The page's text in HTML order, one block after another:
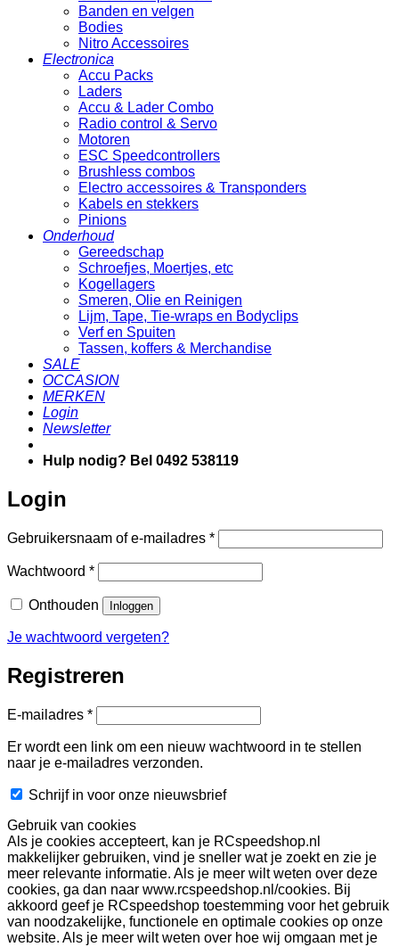
Banden en velgen
Bodies
Nitro Accessoires
Electronica
Accu Packs
Laders
Accu & Lader Combo
Radio control & Servo
Motoren
ESC Speedcontrollers
Brushless combos
Electro accessoires & Transponders
Kabels en stekkers
Pinions
Onderhoud
Gereedschap
Schroefjes, Moertjes, etc
Kogellagers
Smeren, Olie en Reinigen
Lijm, Tape, Tie-wraps en Bodyclips
Verf en Spuiten
Tassen, koffers & Merchandise
SALE
OCCASION
MERKEN
Login
Newsletter
Hulp nodig? Bel 0492 538119
Login
Gebruikersnaam of e-mailadres *Vereist
Wachtwoord *Vereist
Onthouden Inloggen
Je wachtwoord vergeten?
Registreren
E-mailadres *Vereist
Er wordt een link om een nieuw wachtwoord in te stellen
naar je e-mailadres verzonden.
Schrijf in voor onze nieuwsbrief
Gebruik van cookies
Als je cookies accepteert, kan je RCspeedshop.nl
makkelijker gebruiken, vind je sneller wat je zoekt en zie je
meer relevante informatie. Als je meer wilt weten over deze
cookies, ga dan naar www.rcspeedshop.nl/cookies. Bij
akkoord geef je RCspeedshop toestemming voor het gebruik
van noodzakelijke, functionele en optimale cookies op onze
website. Als je meer wilt weten over hoe wij omgaan met je